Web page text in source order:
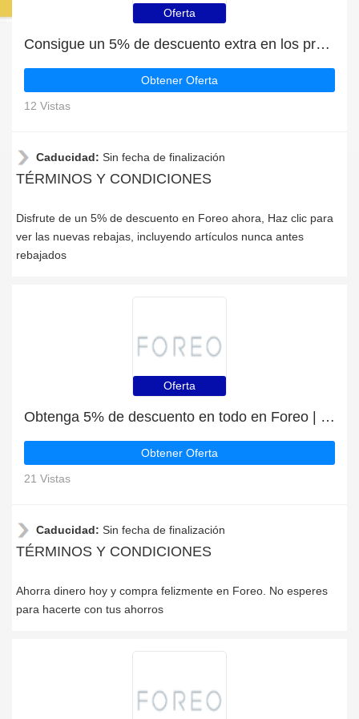
Oferta
Consigue un 5% de descuento extra en los productos de Foreo
Obtener Oferta
12 Vistas
Caducidad: Sin fecha de finalización
TÉRMINOS Y CONDICIONES
Disfrute de un 5% de descuento en Foreo ahora, Haz clic para
ver las nuevas rebajas, incluyendo artículos nunca antes
rebajados
Oferta
Obtenga 5% de descuento en todo en Foreo | caduca pronto
Obtener Oferta
21 Vistas
Caducidad: Sin fecha de finalización
TÉRMINOS Y CONDICIONES
Ahorra dinero hoy y compra felizmente en Foreo. No esperes
para hacerte con tus ahorros